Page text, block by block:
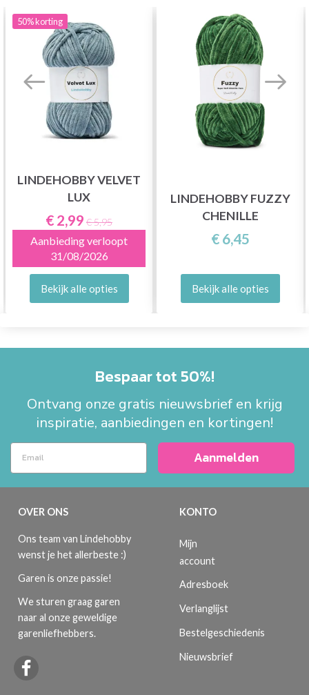
50%korting
LINDEHOBBY VELVET
LUX
€ 2,99 € 5,95
Aanbieding verloopt
31/08/2026
Bekijk alle opties
LINDEHOBBY FUZZY
CHENILLE
€ 6,45
Bekijk alle opties
Bespaar tot 50%!
Ontvang onze gratis nieuwsbrief en krijg
inspiratie, aanbiedingen en kortingen!
Aanmelden
OVER ONS
Ons team van Lindehobby
wenst je het allerbeste :)
Garen is onze passie!
We sturen graag garen
naar al onze geweldige
garenliefhebbers.
KONTO
Mijn
account
Adresboek
Verlanglijst
Bestelgeschiedenis
Nieuwsbrief